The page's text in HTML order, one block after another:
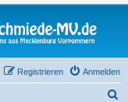
Anmelden
Registrieren